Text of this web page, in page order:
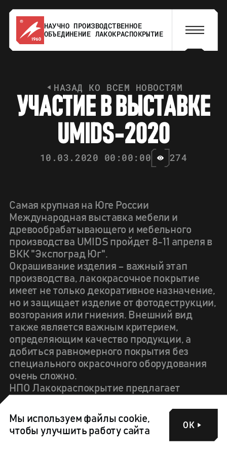
НАУЧНО ПРОИЗВОДСТВЕННОЕ
ОБЪЕДИНЕНИЕ ЛАКОКРАСПОКРЫТИЕ
НАЗАД КО ВСЕМ НОВОСТЯМ
УЧАСТИ Е В ВЫСТАВКЕ
UM DS-2020
10.03.2020 00:00:00 274
Самая крупная на Юге России
Международная выставка мебели и
древообрабатывающего и мебельного
производства UMIDS пройдет 8-11 апреля в
ВКК "Экспоград Юг".
Окрашивание изделия – важный этап
производства, лакокрасочное покрытие
имеет не только декоративное назначение,
но и защищает изделие от фотодеструкции,
возгорания или гниения. Внешний вид
также является важным критерием,
определяющим качество продукции, а
добиться равномерного покрытия без
специального окрасочного оборудования
очень сложно.
НПО Лакокраспокрытие предлагает
нанесения ЛКМ под брендом Altmaler,
которое будет представлено в павильоне ,
посвященном древообрабатывающему
Мы используем файлы cookie,
чтобы улучшить работу сайта
ОК